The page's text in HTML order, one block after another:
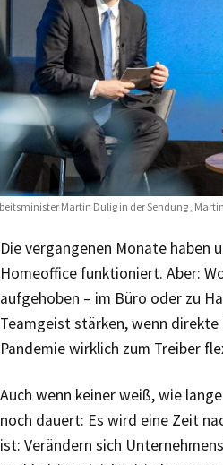
Martin Dulig in der Sendung
Die vergangenen Monate haben
Homeoffice funktioniert. Aber:
aufgehoben – im Büro oder zu
Teamgeist stärken, wenn direkte
Pandemie wirklich zum Treiber
Auch wenn keiner weiß, wie
noch dauert: Es wird eine Zeit
ist: Verändern sich